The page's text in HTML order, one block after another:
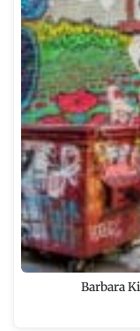
Barbara